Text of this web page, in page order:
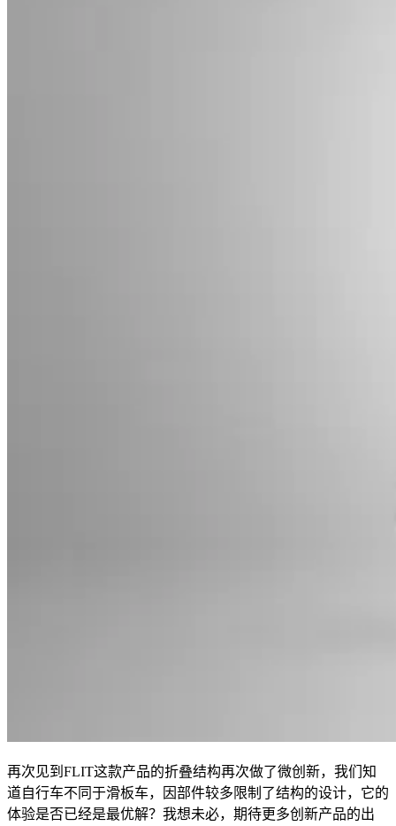
再次见到FLIT这款产品的折叠结构再次做了微创新，我们知
道自行车不同于滑板车，因部件较多限制了结构的设计，它的
体验是否已经是最优解？我想未必，期待更多创新产品的出